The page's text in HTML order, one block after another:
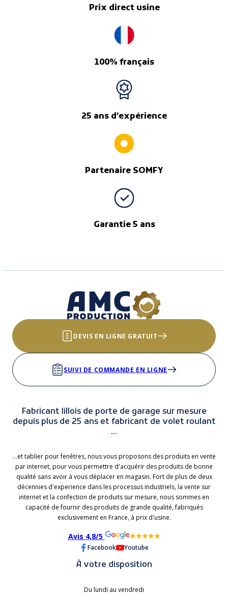
Prix direct usine
100% français
25 ans d’expérience
Partenaire SOMFY
Garantie 5 ans
DEVIS EN LIGNE GRATUIT
SUIVI DE COMMANDE EN LIGNE
Fabricant lillois de porte de garage sur mesure
depuis plus de 25 ans et fabricant de volet roulant
...
...et tablier pour fenêtres, nous vous proposons des produits en vente
par internet, pour vous permettre d'acquérir des produits de bonne
qualité sans avoir à vous déplacer en magasin. Fort de plus de deux
décennies d'experience dans les processus industriels, la vente sur
internet et la confection de produits sur mesure, nous sommes en
capacité de fournir des produits de grande qualité, fabriqués
exclusivement en France, à prix d'usine.
Avis 4,8/5
Facebook Youtube
À votre disposition
Du lundi au vendredi